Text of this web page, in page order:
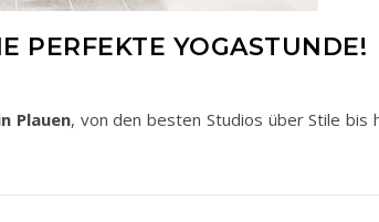
PERFEKTE YOGASTUNDE!
Plauen, von den besten Studios über Stile bis